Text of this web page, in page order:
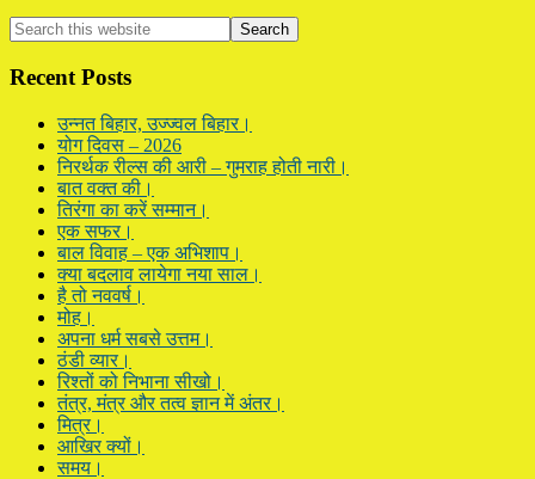
Primary
Sidebar
Search
this
website
Recent Posts
उन्नत बिहार, उज्ज्वल बिहार।
योग दिवस – 2026
निरर्थक रील्स की आरी – गुमराह होती नारी।
बात वक्त की।
तिरंगा का करें सम्मान।
एक सफर।
बाल विवाह – एक अभिशाप।
क्या बदलाव लायेगा नया साल।
है तो नववर्ष।
मोह।
अपना धर्म सबसे उत्तम।
ठंडी व्यार।
रिश्तों को निभाना सीखो।
तंत्र, मंत्र और तत्व ज्ञान में अंतर।
मित्र।
आखिर क्यों।
समय।